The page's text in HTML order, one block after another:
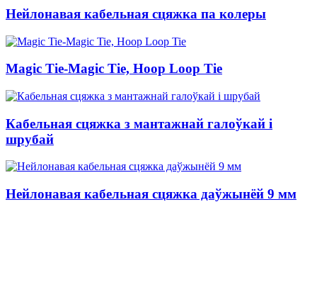
Нейлонавая кабельная сцяжка па колеры
Magic Tie-Magic Tie, Hoop Loop Tie
Кабельная сцяжка з мантажнай галоўкай і
шрубай
Нейлонавая кабельная сцяжка даўжынёй 9 мм